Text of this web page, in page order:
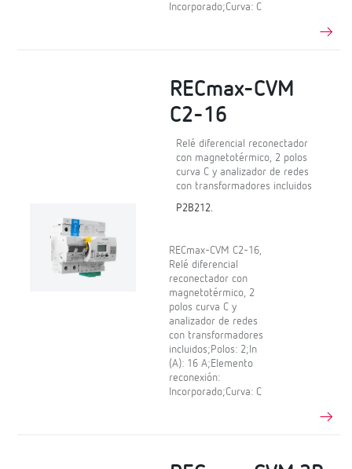
Incorporado;Curva: C
RECmax-CVM
C2-16
Relé diferencial reconectador
con magnetotérmico, 2 polos
curva C y analizador de redes
con transformadores incluidos
P2B212.
RECmax-CVM C2-16,
Relé diferencial
reconectador con
magnetotérmico, 2
polos curva C y
analizador de redes
con transformadores
incluidos;Polos: 2;In
(A): 16 A;Elemento
reconexión:
Incorporado;Curva: C